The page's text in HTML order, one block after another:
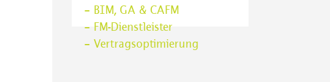
– BIM, GA & CAFM
– FM-Dienstleister
– Vertragsoptimierung